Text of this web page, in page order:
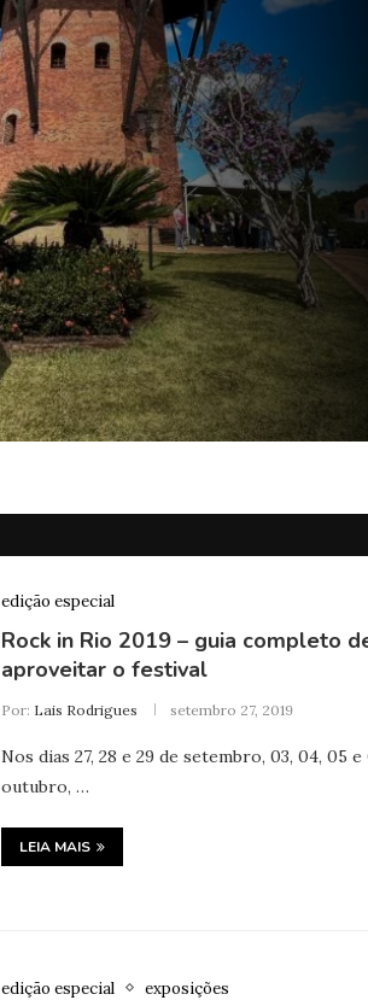
edição especial
Rock in Rio 2019 – guia completo
aproveitar o festival
Por: Lais Rodrigues setembro 27, 2019
Nos dias 27, 28 e 29 de setembro, 03, 04, 05 e
outubro, …
LEIA MAIS
edição especial exposições